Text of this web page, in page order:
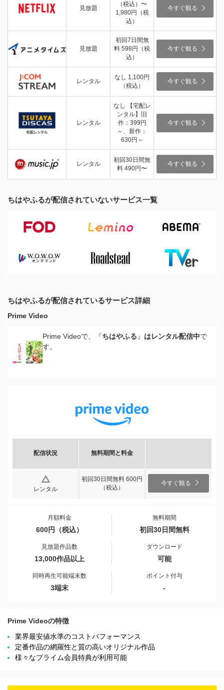
見放題
（税込）〜
1,980円（税
込）
今すぐ観る
見放題
初回7日間無
料 598円（税
込）
今すぐ観る
レンタル
なし 1,100円
（税込）
今すぐ観る
レンタル
なし 【宅配レ
ンタル】旧
作：399円
～、新作：
630円～
今すぐ観る
レンタル
初回30日間無
料 490円〜
今すぐ観る
ちはやふるが配信されていないサービス一覧
ちはやふるが配信されているサービス詳細
Prime Video
Prime Videoで、『ちはやふる 』 はレンタル配信中で
す。
配信状況 無料期間と料金
レンタル
初回30日間無料 600円
（税込）
今すぐ観る
月額料金
600円（税込）
無料期間
初回30日間無料
見放題作品数
13,000作品以上
ダウンロード
可能
同時再生可能端末数
3端末
ポイント付与
-
Prime Videoの特徴
業界最安値水準のコストパフォーマンス
定番作品の網羅性と質の高いオリジナル作品
様々なプライム会員特典が利用可能